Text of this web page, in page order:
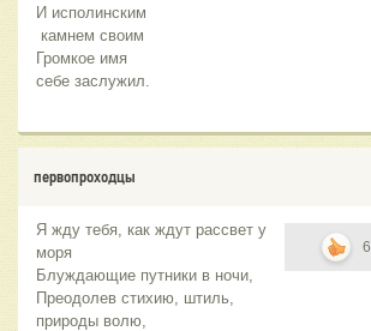
И исполинским
камнем своим
Громкое имя
себе заслужил.
первопроходцы
Я жду тебя, как ждут рассвет у
моря
Блуждающие путники в ночи,
Преодолев стихию, штиль,
природы волю,
6